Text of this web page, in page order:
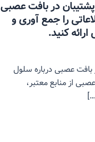
در بافت عصبی
را جمع آوری و
کنید.
عصبی درباره سلول
از منابع معتبر،